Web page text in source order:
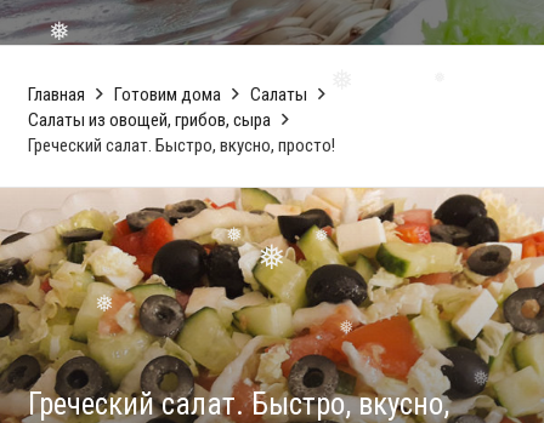
❅
❅
❅
❅
❅
❅
❅
❅
❅
❅
Главная Готовим дома
Салаты
Салаты из овощей, грибов, сыра
Греческий салат. Быстро, вкусно, просто!
Греческий салат. Быстро, вкусно,